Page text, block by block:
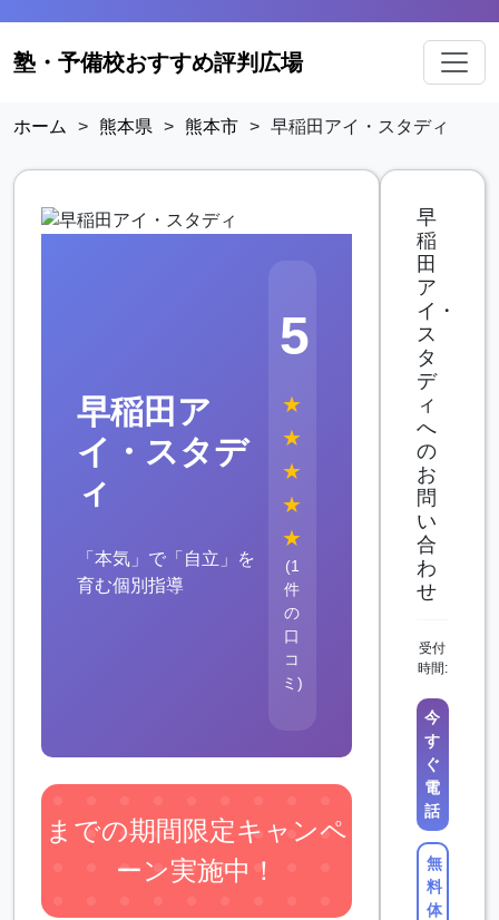
塾・予備校おすすめ評判広場
ホーム > 熊本県 > 熊本市 > 早稲田アイ・スタディ
早稲田ア
イ・スタデ
ィ
「本気」で「自立」を
育む個別指導
5
★
★
★
★
★
(1
件
の
口
コ
ミ)
までの期間限定キャンペ
ーン実施中！
早
稲
田
ア
イ・
ス
タ
デ
ィ
へ
の
お
問
い
合
わ
せ
受付
時間:
今
す
ぐ
電
話
無
料
体